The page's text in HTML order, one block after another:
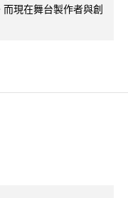
現在舞台製作者與創